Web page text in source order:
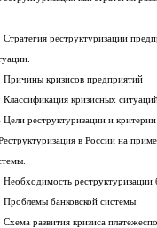
Стратегия реструктуризации
Причины кризисов предприятий
Классификация кризисных
Цели реструктуризации и
3. Реструктуризация в
Необходимость реструктуризации
Проблемы банковской системы
Схема развития кризиса